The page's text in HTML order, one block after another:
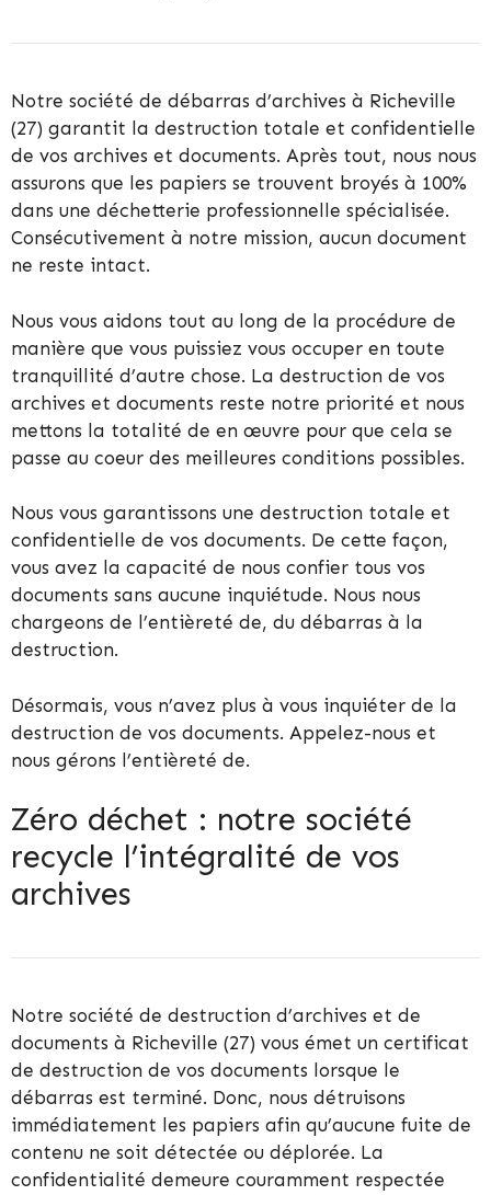
Notre société de débarras d’archives à Richeville
(27) garantit la destruction totale et confidentielle
de vos archives et documents. Après tout, nous nous
assurons que les papiers se trouvent broyés à 100%
dans une déchetterie professionnelle spécialisée.
Consécutivement à notre mission, aucun document
ne reste intact.
Nous vous aidons tout au long de la procédure de
manière que vous puissiez vous occuper en toute
tranquillité d’autre chose. La destruction de vos
archives et documents reste notre priorité et nous
mettons la totalité de en œuvre pour que cela se
passe au coeur des meilleures conditions possibles.
Nous vous garantissons une destruction totale et
confidentielle de vos documents. De cette façon,
vous avez la capacité de nous confier tous vos
documents sans aucune inquiétude. Nous nous
chargeons de l’entièreté de, du débarras à la
destruction.
Désormais, vous n’avez plus à vous inquiéter de la
destruction de vos documents. Appelez-nous et
nous gérons l’entièreté de.
Zéro déchet : notre société
recycle l’intégralité de vos
archives
Notre société de destruction d’archives et de
documents à Richeville (27) vous émet un certificat
de destruction de vos documents lorsque le
débarras est terminé. Donc, nous détruisons
immédiatement les papiers afin qu’aucune fuite de
contenu ne soit détectée ou déplorée. La
confidentialité demeure couramment respectée